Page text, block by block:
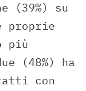
(39%) su
proprie
più
(48%) ha
con